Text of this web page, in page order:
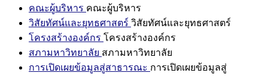
คณะผู้บริหาร คณะผู้บริหาร
วิสัยทัศน์และยุทธศาสตร์ วิสัยทัศน์และยุทธศาสตร์
โครงสร้างองค์กร โครงสร้างองค์กร
สภามหาวิทยาลัย สภามหาวิทยาลัย
การเปิดเผยข้อมูลสู่สาธารณะ การเปิดเผยข้อมูลสู่